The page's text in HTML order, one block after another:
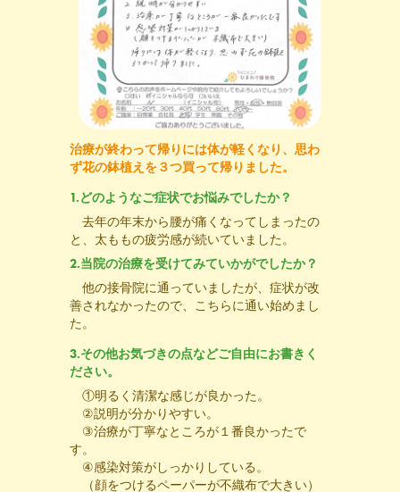
治療が終わって帰りには体が軽くなり、思わ
ず花の鉢植えを３つ買って帰りました。
1.どのようなご症状でお悩みでしたか？
去年の年末から腰が痛くなってしまったの
と、太ももの疲労感が続いていました。
2.当院の治療を受けてみていかがでしたか？
他の接骨院に通っていましたが、症状が改
善されなかったので、こちらに通い始めまし
た。
3.その他お気づきの点などご自由にお書きく
ださい。
①明るく清潔な感じが良かった。
②説明が分かりやすい。
③治療が丁寧なところが１番良かったで
す。
④感染対策がしっかりしている。
（顔をつけるペーパーが不織布で大きい）